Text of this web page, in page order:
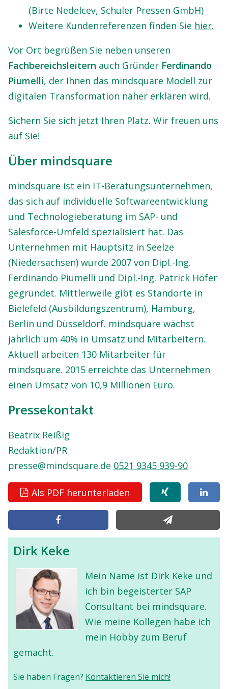
(Birte Nedelcev, Schuler Pressen GmbH)
Weitere Kundenreferenzen finden Sie hier.
Vor Ort begrüßen Sie neben unseren
Fachbereichsleitern auch Gründer Ferdinando
Piumelli, der Ihnen das mindsquare Modell zur
digitalen Transformation näher erklären wird.
Sichern Sie sich jetzt Ihren Platz. Wir freuen uns
auf Sie!
Über mindsquare
mindsquare ist ein IT-Beratungsunternehmen,
das sich auf individuelle Softwareentwicklung
und Technologieberatung im SAP- und
Salesforce-Umfeld spezialisiert hat. Das
Unternehmen mit Hauptsitz in Seelze
(Niedersachsen) wurde 2007 von Dipl.-Ing.
Ferdinando Piumelli und Dipl.-Ing. Patrick Höfer
gegründet. Mittlerweile gibt es Standorte in
Bielefeld (Ausbildungszentrum), Hamburg,
Berlin und Düsseldorf. mindsquare wächst
jährlich um 40% in Umsatz und Mitarbeitern.
Aktuell arbeiten 130 Mitarbeiter für
mindsquare. 2015 erreichte das Unternehmen
einen Umsatz von 10,9 Millionen Euro.
Pressekontakt
Beatrix Reißig
Redaktion/PR
presse@mindsquare.de 0521 9345 939-90
Als PDF herunterladen
Dirk Keke
Mein Name ist Dirk Keke und
ich bin begeisterter SAP
Consultant bei mindsquare.
Wie meine Kollegen habe ich
mein Hobby zum Beruf
gemacht.
Sie haben Fragen? Kontaktieren Sie mich!